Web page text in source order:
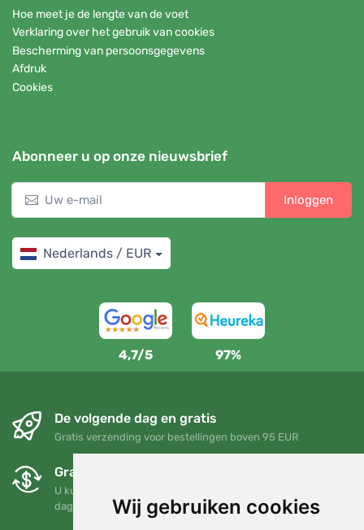
Wij gebruiken cookies
Hoe meet je de lengte van de voet
Verklaring over het gebruik van cookies
Bescherming van persoonsgegevens
Afdruk
Cookies
Abonneer u op onze nieuwsbrief
Inloggen
Nederlands / EUR
4,7/5 97%
De volgende dag en gratis
Gratis verzending voor bestellingen boven 95 EUR
Gratis ruilen en retourneren
U kunt uw bestelling op elk gewenst moment binnen 90
dagen retourneren of ruilen